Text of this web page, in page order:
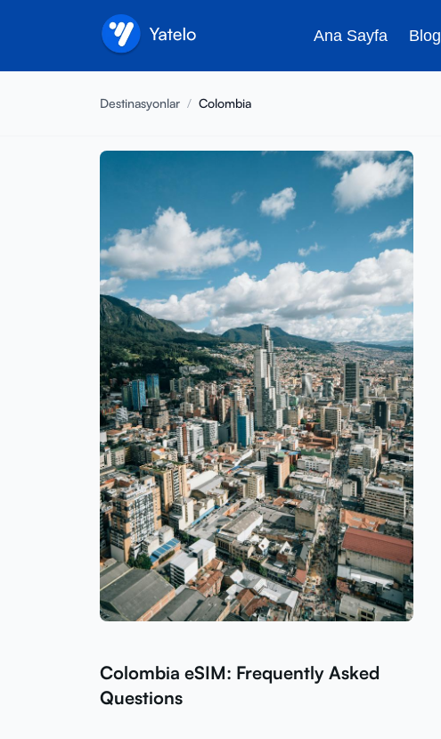
Ana Sayfa Blog
Destinasyonlar / Colombia
Colombia eSIM: Frequently Asked
Questions